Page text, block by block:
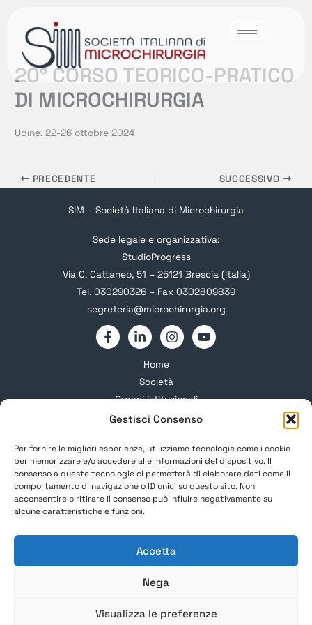
Gestisci Consenso
Per fornire le migliori esperienze, utilizziamo tecnologie come i cookie
per memorizzare e/o accedere alle informazioni del dispositivo. Il
consenso a queste tecnologie ci permetterà di elaborare dati come il
comportamento di navigazione o ID unici su questo sito. Non
acconsentire o ritirare il consenso può influire negativamente su
alcune caratteristiche e funzioni.
Accetta
Nega
Visualizza le preferenze
20° CORSO TEORICO-PRATICO
DI MICROCHIRURGIA
Udine, 22-26 ottobre 2024
PRECEDENTE SUCCESSIVO
SIM – Società Italiana di Microchirurgia
Sede legale e organizzativa:
StudioProgress
Via C. Cattaneo, 51 – 25121 Brescia (Italia)
Tel. 030290326 – Fax 0302809839
segreteria@microchirurgia.org
Home
Società
Organi istituzionali
Gruppi Studio
Corsi e Congressi
Soci SIM
Informazioni
Copyright © 2026 Società Italiana di Microchirurgia. All